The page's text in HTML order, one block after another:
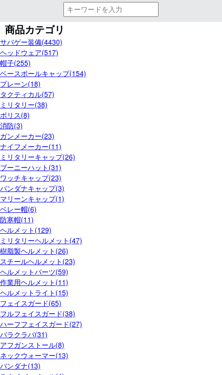
商品カテゴリ
サバゲー装備(4430)
ヘッドウェア(517)
帽子(255)
ベースボールキャップ(154)
プレーン(18)
タクティカル(57)
ミリタリー(38)
ポリス(8)
消防(3)
ガンメーカー(23)
ナイフメーカー(11)
ミリタリーキャップ(26)
ブーニーハット(31)
ワッチキャップ(23)
バンダナキャップ(3)
マリーンキャップ(1)
ベレー帽(6)
防寒帽(11)
ヘルメット(129)
ミリタリーヘルメット(47)
樹脂製ヘルメット(26)
スチールヘルメット(23)
ヘルメットパーツ(59)
作業用ヘルメット(11)
ヘルメットライト(15)
フェイスガード(65)
フルフェイスガード(38)
ハーフフェイスガード(27)
バラクラバ(31)
アフガンストール(8)
ネックウォーマー(13)
バンダナ(13)